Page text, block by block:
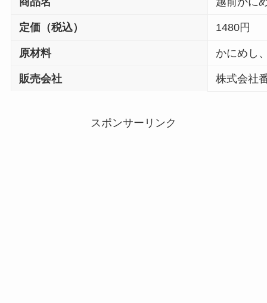
定価（税込） 1480円
原材料 かにめし
販売会社 株式会社
スポンサーリンク